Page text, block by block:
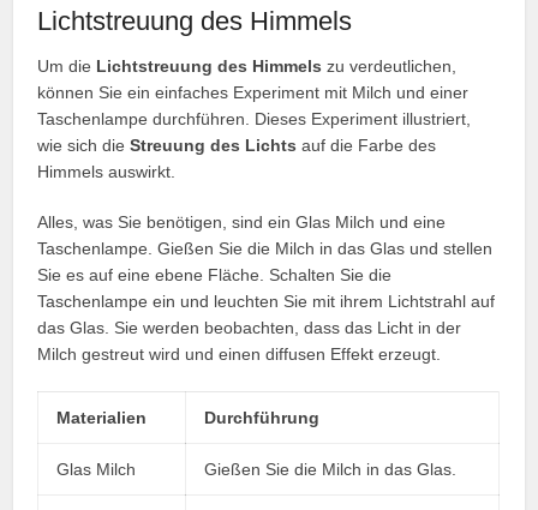
Lichtstreuung des Himmels
Um die Lichtstreuung des Himmels zu verdeutlichen,
können Sie ein einfaches Experiment mit Milch und einer
Taschenlampe durchführen. Dieses Experiment illustriert,
wie sich dieStreuung des Lichts auf die Farbe des
Himmels auswirkt.
Alles, was Sie benötigen, sind ein Glas Milch und eine
Taschenlampe. Gießen Sie die Milch in das Glas und stellen
Sie es auf eine ebene Fläche. Schalten Sie die
Taschenlampe ein und leuchten Sie mit ihrem Lichtstrahl auf
das Glas. Sie werden beobachten, dass das Licht in der
Milch gestreut wird und einen diffusen Effekt erzeugt.
Materialien Durchführung
Glas Milch Gießen Sie die Milch in das Glas.